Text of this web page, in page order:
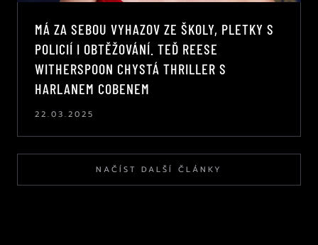
MÁ ZA SEBOU VYHAZOV ZE ŠKOLY, PLETKY S
POLICIÍ I OBTĚŽOVÁNÍ. TEĎ REESE
WITHERSPOON CHYSTÁ THRILLER S
HARLANEM COBENEM
22.03.2025
NAČÍST DALŠÍ ČLÁNKY